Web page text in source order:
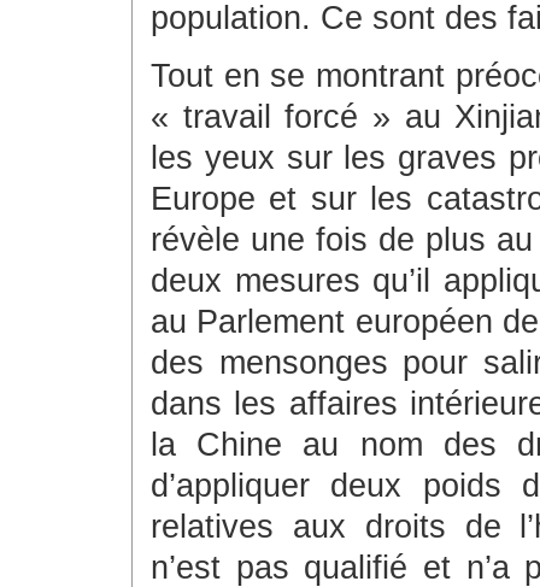
population. Ce sont des
Tout en se montrant
« travail forcé » au
les yeux sur les graves
Europe et sur les
révèle une fois de plus
deux mesures qu’il
au Parlement européen
des mensonges pour
dans les affaires
la Chine au nom des
d’appliquer deux poids
relatives aux droits de
n’est pas qualifié et